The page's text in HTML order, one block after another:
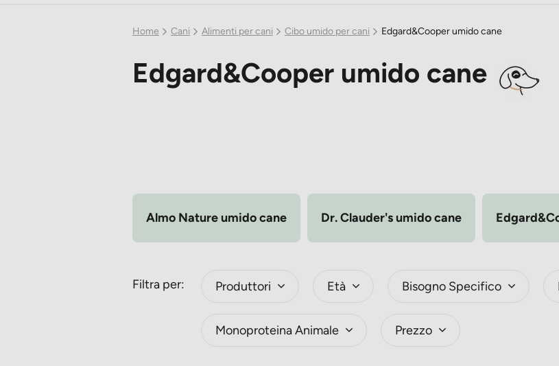
Home Cani Alimenti per cani Cibo umido per cani Edgard&Cooper umido cane
Edgard&Cooper umido cane
Almo Nature umido cane Dr. Clauder's umido cane
Filtra per: Produttori Età Bisogno Specifico
Monoproteina Animale Prezzo